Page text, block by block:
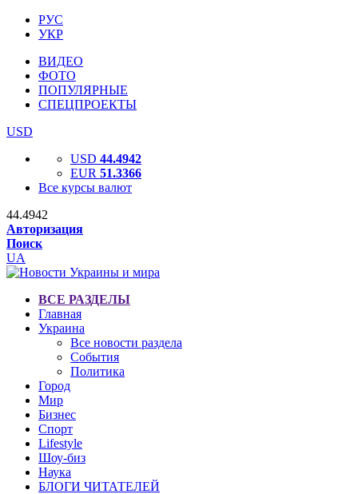
РУС
УКР
ВИДЕО
ФОТО
ПОПУЛЯРНЫЕ
СПЕЦПРОЕКТЫ
USD
USD 44.4942
EUR 51.3366
Все курсы валют
44.4942
Авторизация
Поиск
UA
ВСЕ РАЗДЕЛЫ
Главная
Украина
Все новости раздела
События
Политика
Город
Мир
Бизнес
Спорт
Lifestyle
Шоу-биз
Наука
БЛОГИ ЧИТАТЕЛЕЙ